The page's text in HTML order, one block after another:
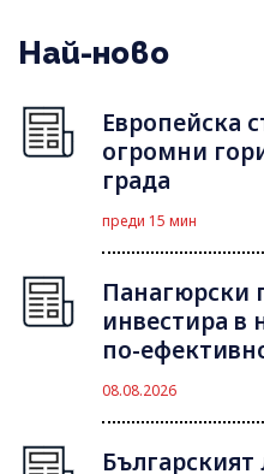
Най-ново
Европейска
огромни
града
преди 15 мин
Панагюрски
инвестира в
по-
08.08.2026